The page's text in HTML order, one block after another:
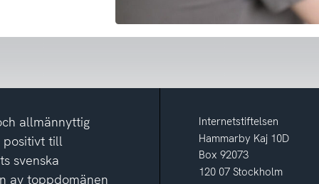
allmännyttig
positivt till
svenska
av toppdomänen
Internetstiftelsen
Hammarby Kaj 10D
Box 92073
120 07 Stockholm